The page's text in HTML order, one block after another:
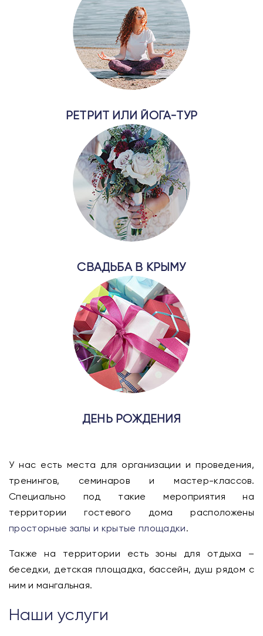
РЕТРИТ ИЛИ ЙОГА-ТУР
СВАДЬБА В КРЫМУ
ДЕНЬ РОЖДЕНИЯ
У нас есть места для организации и проведения,
тренингов, семинаров и мастер-классов.
Специально под такие мероприятия на
территории гостевого дома расположены
просторные залы и крытые площадки.
Также на территории есть зоны для отдыха –
беседки, детская площадка, бассейн, душ рядом с
ним и мангальная.
Наши услуги